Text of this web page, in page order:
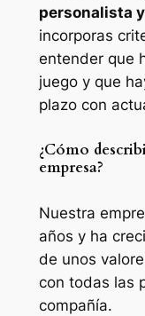
personalista
incorporas
entender que
juego y que
plazo con
¿Cómo
empresa?
Nuestra
años y ha
de unos
con todas las
compañía.